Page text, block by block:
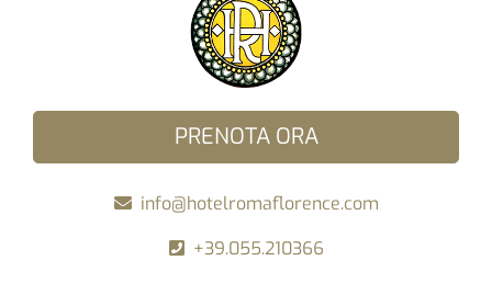
PRENOTA ORA
info@hotelromaflorence.com
+39.055.210366